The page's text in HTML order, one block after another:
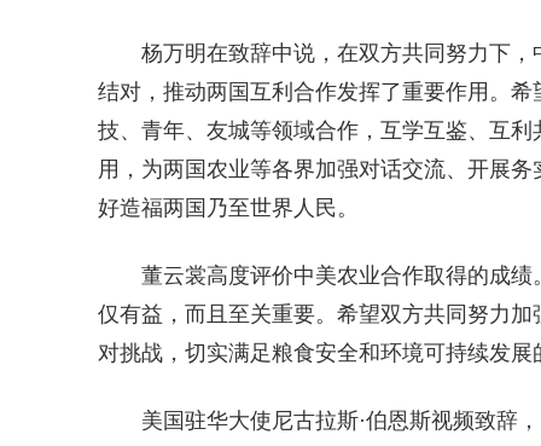
杨万明在致辞中说，在双方共同努力下
结对，推动两国互利合作发挥了重要作用。
技、青年、友城等领域合作，互学互鉴、互
用，为两国农业等各界加强对话交流、开展
好造福两国乃至世界人民。
董云裳高度评价中美农业合作取得的成
仅有益，而且至关重要。希望双方共同努力
对挑战，切实满足粮食安全和环境可持续发展
美国驻华大使尼古拉斯·伯恩斯视频致辞